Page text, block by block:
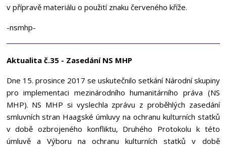
v přípravě materiálu o použití znaku červeného kříže.
-nsmhp-
Aktualita č.35 - Zasedání NS MHP
Dne 15. prosince 2017 se uskutečnilo setkání Národní skupiny
pro implementaci mezinárodního humanitárního práva (NS
MHP). NS MHP si vyslechla zprávu z proběhlých zasedání
smluvních stran Haagské úmluvy na ochranu kulturních statků
v době ozbrojeného konfliktu, Druhého Protokolu k této
úmluvě a Výboru na ochranu kulturních statků v době